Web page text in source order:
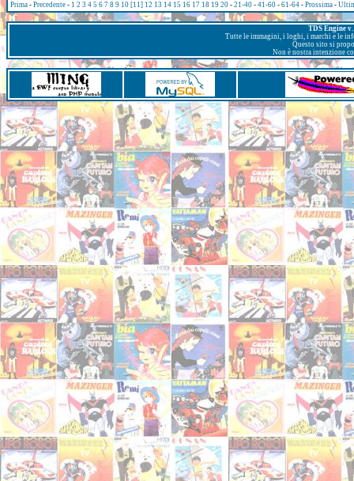
Prima - Precedente - 1 2 3 4 5 6 7 8 9 10 [11] 12 13 14 15 16 17 18 19 20 - 21-40 - 41-60 - 61-64 - Prossima -
TDS Engine
Tutte le immagini, i loghi, i marchi e le
Questo sito si
Non è nostra intenzione